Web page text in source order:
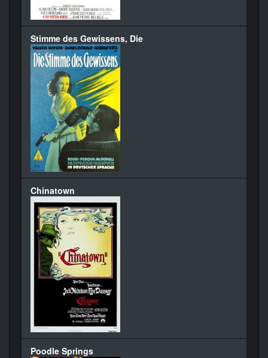
Stimme des Gewissens, Die
Chinatown
Poodle Springs